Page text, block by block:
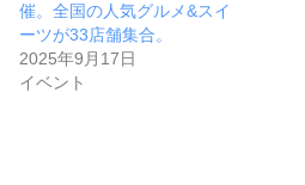
催。全国の人気グルメ&スイ
ーツが33店舗集合。
2025年9月17日
イベント